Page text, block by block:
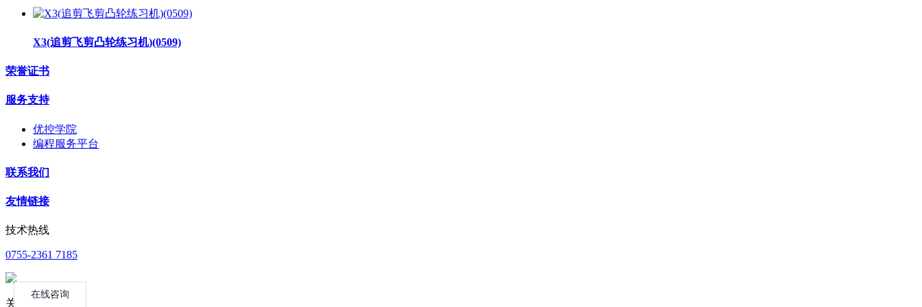
X3(追剪飞剪凸轮练习机)(0509)
荣誉证书
服务支持
优控学院
编程服务平台
联系我们
友情链接
技术热线
0755-2361 7185
关注公众号